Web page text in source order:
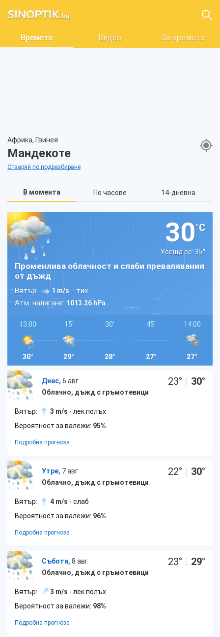
Времето Видео За времето
Африка, Гвинея
Мандекоте
Отваряй по подразбиране
В момента По часове 14-дневна
30°C
Усеща се: 35°
Променлива облачност и слаби превалявания
от дъжд
Вятър: 1 m/s - тих
Атм. налягане:1013.26 hPa
13:00
30°
15'
29°
30'
28°
45'
27°
14:00
27°
Днес, 6 авг
Облачно, дъжд с гръмотевици
23° | 30°
Вятър: 3 m/s - лек полъх
Вероятност за валежи: 95%
Подробна прогноза
Утре, 7 авг
Облачно, дъжд с гръмотевици
22° | 30°
Вятър: 4 m/s - слаб
Вероятност за валежи: 96%
Подробна прогноза
Събота, 8 авг
Облачно, дъжд с гръмотевици
23° | 29°
Вятър: 3 m/s - лек полъх
Вероятност за валежи: 98%
Подробна прогноза